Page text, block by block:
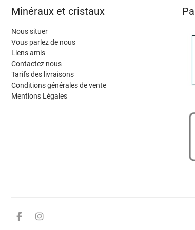
Minéraux et cristaux
Nous situer
Vous parlez de nous
Liens amis
Contactez nous
Tarifs des livraisons
Conditions générales de vente
Mentions Légales
Facebook
Instagram